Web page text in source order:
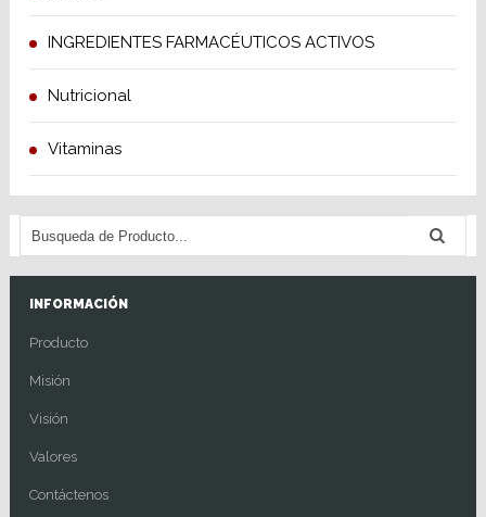
INGREDIENTES FARMACÉUTICOS ACTIVOS
Nutricional
Vitaminas
INFORMACIÓN
Producto
Misión
Visión
Valores
Contáctenos